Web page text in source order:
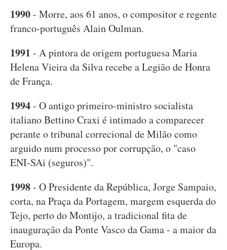
1990- Morre, aos 61 anos, o compositor e regente
franco-português Alain Oulman.
1991 - A pintora de origem portuguesa Maria
Helena Vieira da Silva recebe a Legião de Honra
de França.
1994- O antigo primeiro-ministro socialista
italiano Bettino Craxi é intimado a comparecer
perante o tribunal correcional de Milão como
arguido num processo por corrupção, o "caso
ENI-SAi (seguros)".
1998- O Presidente da República, Jorge Sampaio,
corta, na Praça da Portagem, margem esquerda do
Tejo, perto do Montijo, a tradicional fita de
inauguração da Ponte Vasco da Gama - a maior da
Europa.